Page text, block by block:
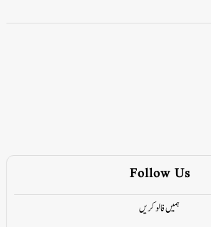
Follow Us
ہمیں فالو کریں